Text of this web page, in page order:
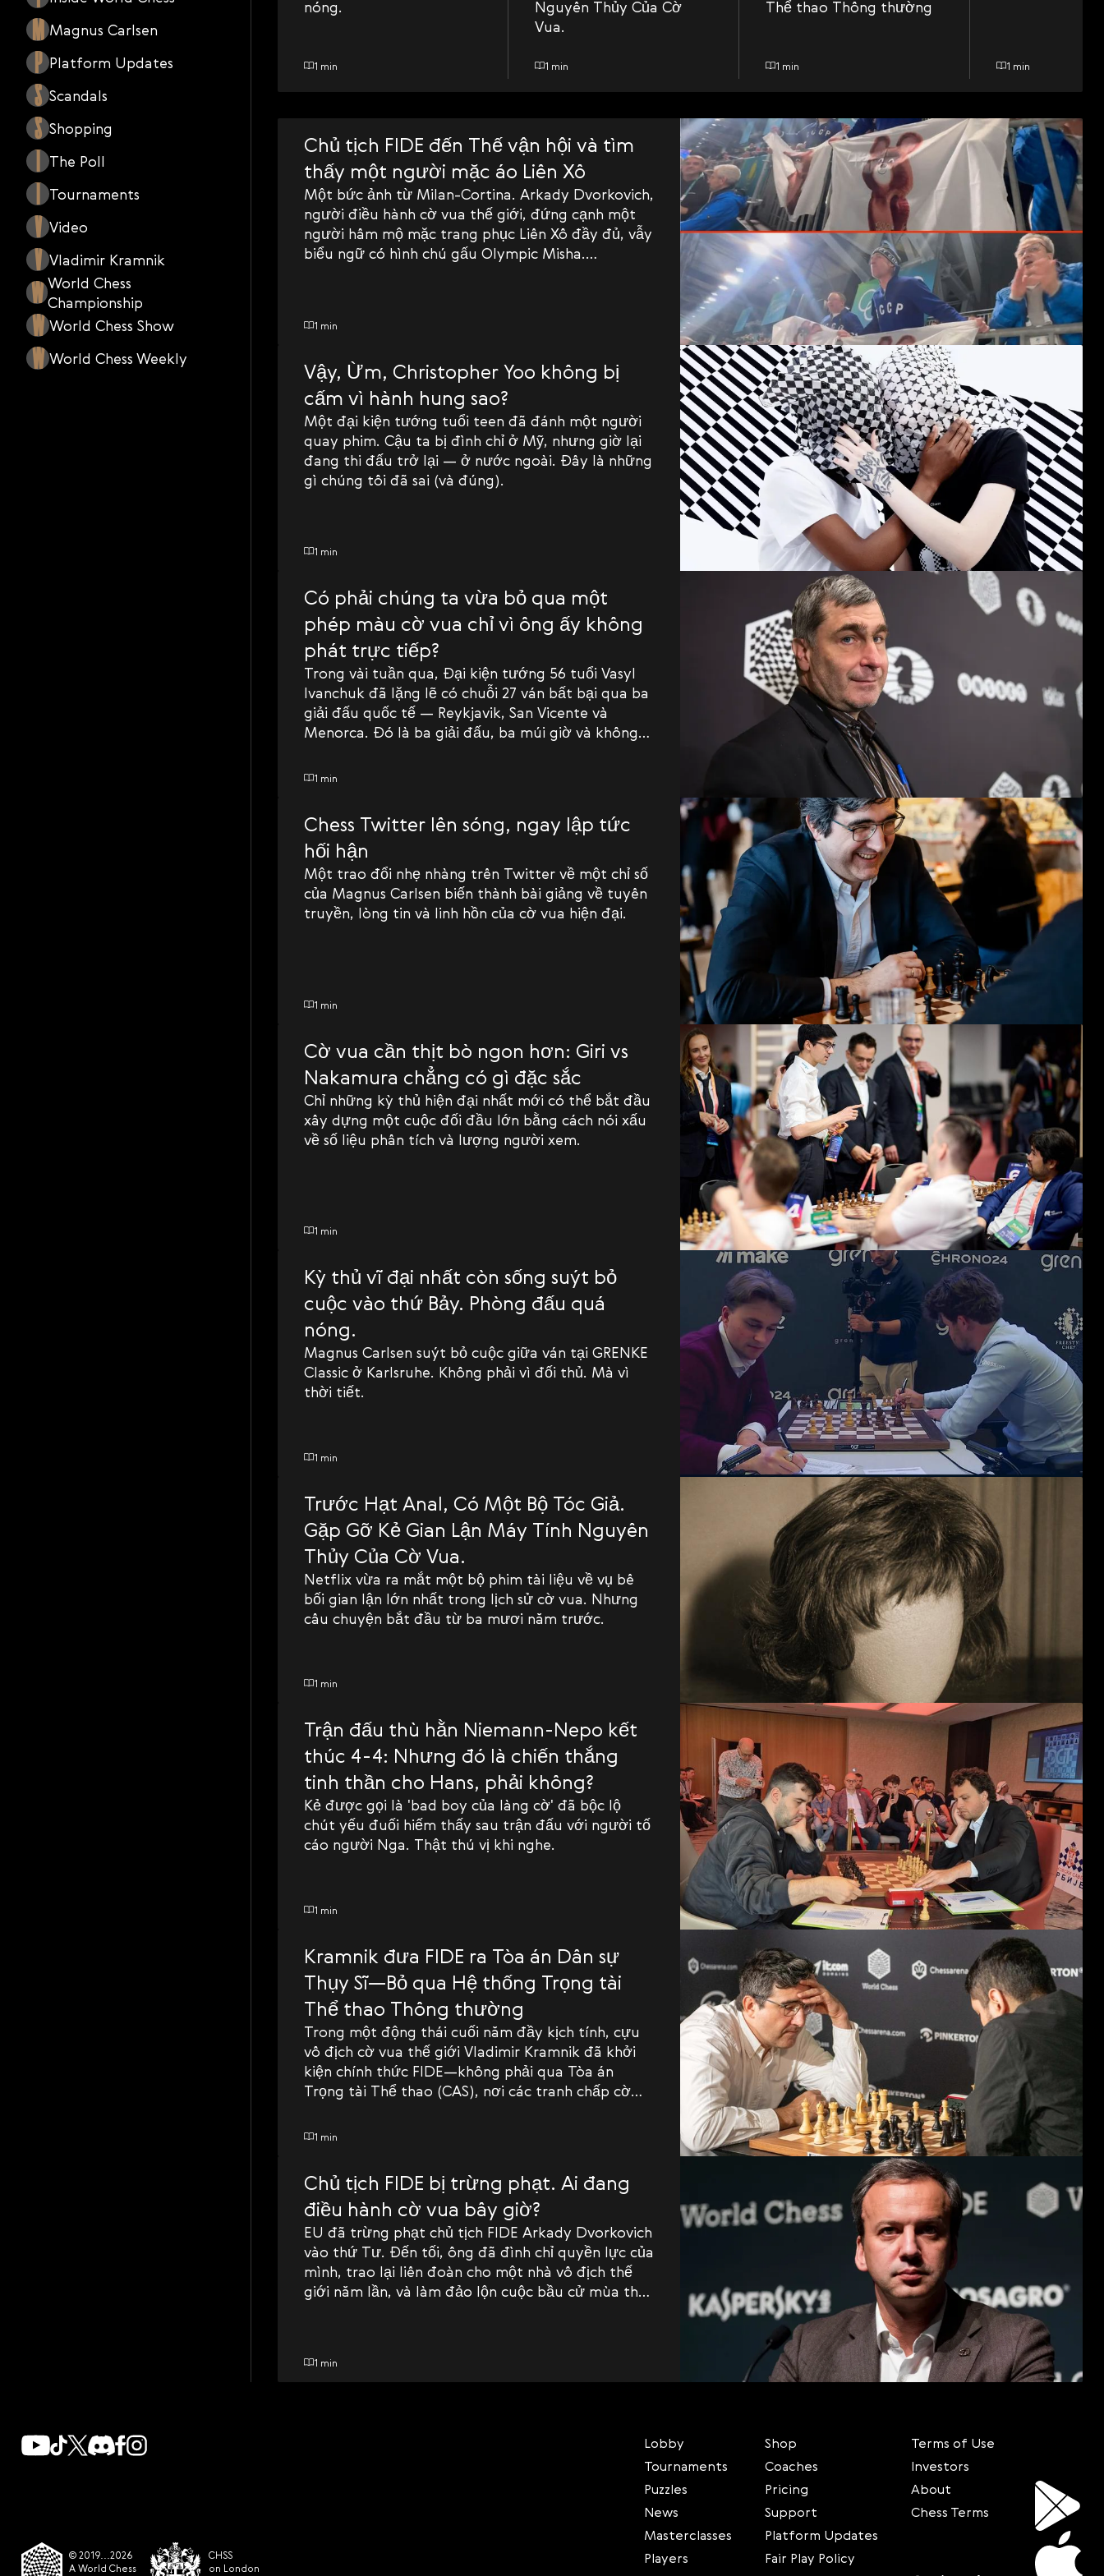
M Magnus Carlsen
P Platform Updates
S Scandals
S Shopping
T The Poll
T Tournaments
V Video
V Vladimir Kramnik
W World Chess
Championship
W World Chess Show
W World Chess Weekly
nóng.
1 min
Nguyên Thủy Của Cờ
Vua.
1 min
Thể thao Thông thường
1 min 1 min
Chủ tịch FIDE đến Thế vận hội và tìm
thấy một người mặc áo Liên Xô
Một bức ảnh từ Milan-Cortina. Arkady Dvorkovich,
người điều hành cờ vua thế giới, đứng cạnh một
người hâm mộ mặc trang phục Liên Xô đầy đủ, vẫy
biểu ngữ có hình chú gấu Olympic Misha.
1 min
Vậy, Ừm, Christopher Yoo không bị
cấm vì hành hung sao?
Một đại kiện tướng tuổi teen đã đánh một người
quay phim. Cậu ta bị đình chỉ ở Mỹ, nhưng giờ lại
đang thi đấu trở lại — ở nước ngoài. Đây là những
gì chúng tôi đã sai (và đúng).
1 min
Có phải chúng ta vừa bỏ qua một
phép màu cờ vua chỉ vì ông ấy không
phát trực tiếp?
Trong vài tuần qua, Đại kiện tướng 56 tuổi Vasyl
Ivanchuk đã lặng lẽ có chuỗi 27 ván bất bại qua ba
giải đấu quốc tế — Reykjavik, San Vicente và
Menorca. Đó là ba giải đấu, ba múi giờ và không
2600. Ông hòa với những thần đồng tuổi teen. Ông
1 min
Chess Twitter lên sóng, ngay lập tức
hối hận
Một trao đổi nhẹ nhàng trên Twitter về một chỉ số
của Magnus Carlsen biến thành bài giảng về tuyên
truyền, lòng tin và linh hồn của cờ vua hiện đại.
1 min
Cờ vua cần thịt bò ngon hơn: Giri vs
Nakamura chẳng có gì đặc sắc
Chỉ những kỳ thủ hiện đại nhất mới có thể bắt đầu
xây dựng một cuộc đối đầu lớn bằng cách nói xấu
về số liệu phân tích và lượng người xem.
1 min
Kỳ thủ vĩ đại nhất còn sống suýt bỏ
cuộc vào thứ Bảy. Phòng đấu quá
nóng.
Magnus Carlsen suýt bỏ cuộc giữa ván tại GRENKE
Classic ở Karlsruhe. Không phải vì đối thủ. Mà vì
thời tiết.
1 min
Trước Hạt Anal, Có Một Bộ Tóc Giả.
Gặp Gỡ Kẻ Gian Lận Máy Tính Nguyên
Thủy Của Cờ Vua.
Netflix vừa ra mắt một bộ phim tài liệu về vụ bê
bối gian lận lớn nhất trong lịch sử cờ vua. Nhưng
câu chuyện bắt đầu từ ba mươi năm trước.
1 min
Trận đấu thù hằn Niemann-Nepo kết
thúc 4-4: Nhưng đó là chiến thắng
tinh thần cho Hans, phải không?
Kẻ được gọi là 'bad boy của làng cờ' đã bộc lộ
chút yếu đuối hiếm thấy sau trận đấu với người tố
cáo người Nga. Thật thú vị khi nghe.
1 min
Kramnik đưa FIDE ra Tòa án Dân sự
Thụy Sĩ—Bỏ qua Hệ thống Trọng tài
Thể thao Thông thường
Trong một động thái cuối năm đầy kịch tính, cựu
vô địch cờ vua thế giới Vladimir Kramnik đã khởi
kiện chính thức FIDE—không phải qua Tòa án
Trọng tài Thể thao (CAS), nơi các tranh chấp cờ
án dân sự Thụy Sĩ ở Lausanne.
1 min
Chủ tịch FIDE bị trừng phạt. Ai đang
điều hành cờ vua bây giờ?
EU đã trừng phạt chủ tịch FIDE Arkady Dvorkovich
vào thứ Tư. Đến tối, ông đã đình chỉ quyền lực của
mình, trao lại liên đoàn cho một nhà vô địch thế
giới năm lần, và làm đảo lộn cuộc bầu cử mùa thu
1 min
Lobby
Tournaments
Puzzles
News
Masterclasses
Players
Shop
Coaches
Pricing
Support
Platform Updates
Fair Play Policy
Terms of Use
Investors
About
Chess Terms
Svenska
Română
Tiếng Việt
日本語
© 2019...2026
A World Chess
CHSS
on London